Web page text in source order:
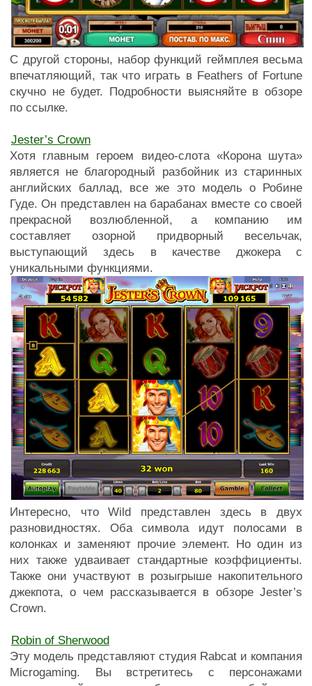
С другой стороны, набор функций геймплея весьма
впечатляющий, так что играть в Feathers of Fortune
скучно не будет. Подробности выясняйте в обзоре
по ссылке.
Jester’s Crown
Хотя главным героем видео-слота «Корона шута»
является не благородный разбойник из старинных
английских баллад, все же это модель о Робине
Гуде. Он представлен на барабанах вместе со своей
прекрасной возлюбленной, а компанию им
составляет озорной придворный весельчак,
выступающий здесь в качестве джокера с
уникальными функциями.
Интересно, что Wild представлен здесь в двух
разновидностях. Оба символа идут полосами в
колонках и заменяют прочие элемент. Но один из
них также удваивает стандартные коэффициенты.
Также они участвуют в розыгрыше накопительного
джекпота, о чем рассказывается в обзоре Jester’s
Crown.
Robin of Sherwood
Эту модель представляют студия Rabcat и компания
Microgaming. Вы встретитесь с персонажами